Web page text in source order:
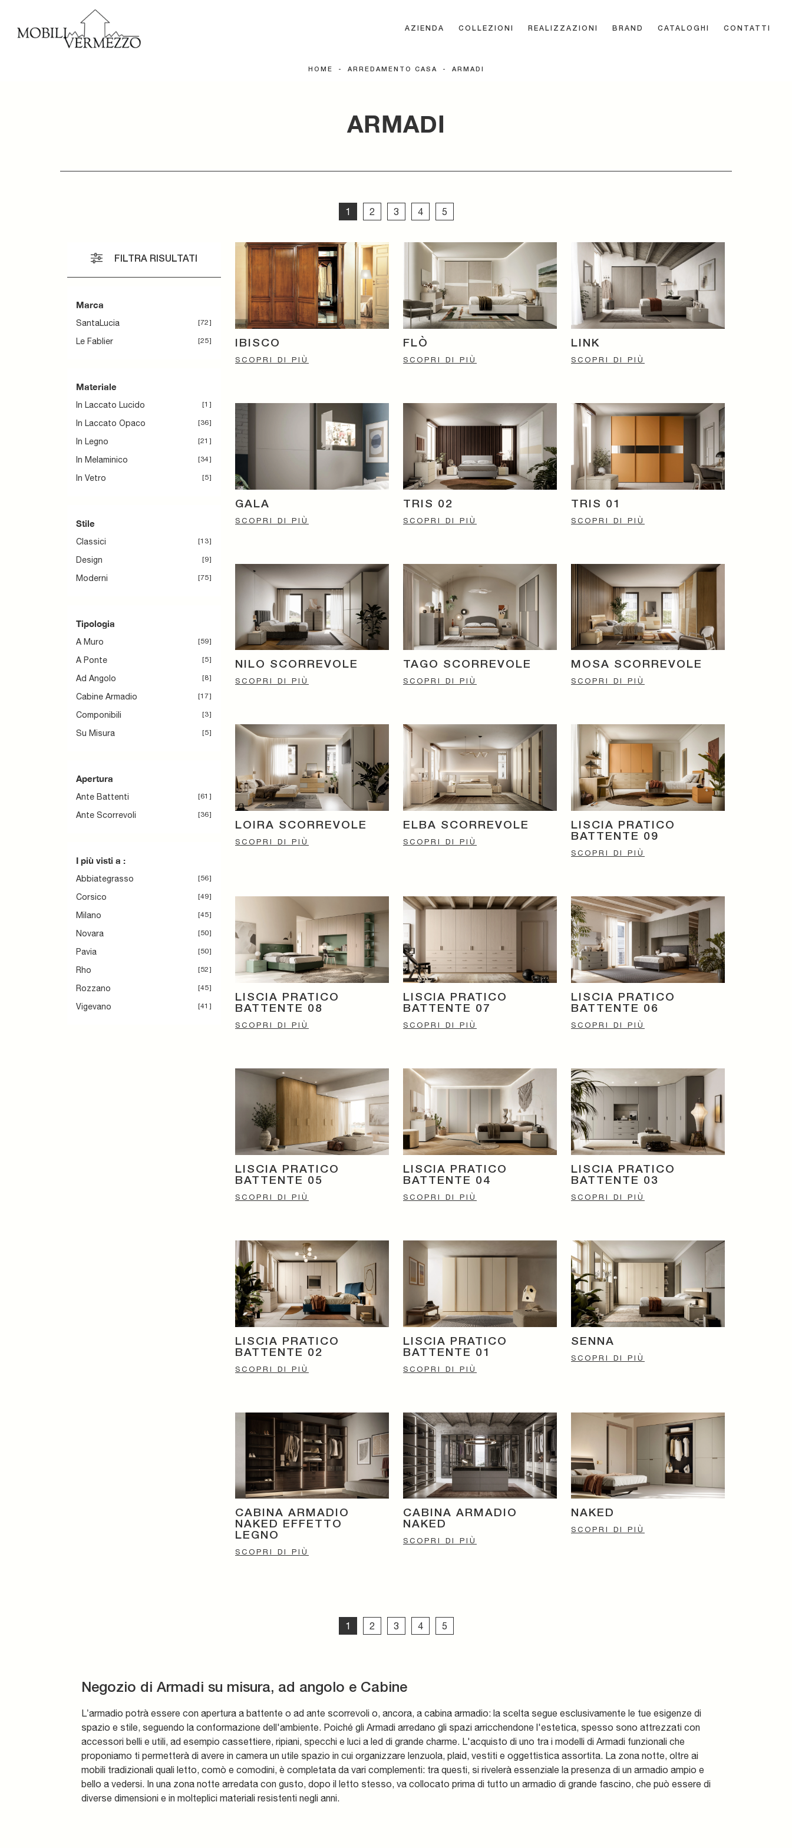
AZIENDA COLLEZIONI REALIZZAZIONI BRAND CATALOGHI CONTATTI
HOME - ARREDAMENTO CASA - ARMADI
ARMADI
1 2 3 4 5
FILTRA RISULTATI
Marca
SantaLucia 72
Le Fablier 25
Materiale
In Laccato Lucido 1
In Laccato Opaco 36
In Legno 21
In Melaminico 34
In Vetro 5
Stile
Classici 13
Design 9
Moderni 75
Tipologia
A Muro 59
A Ponte 5
Ad Angolo 8
Cabine Armadio 17
Componibili 3
Su Misura 5
Apertura
Ante Battenti 61
Ante Scorrevoli 36
I più visti a :
Abbiategrasso 56
Corsico 49
Milano 45
Novara 50
Pavia 50
Rho 52
Rozzano 45
Vigevano 41
IBISCO
SCOPRI DI PIÙ
FLÒ
SCOPRI DI PIÙ
LINK
SCOPRI DI PIÙ
GALA
SCOPRI DI PIÙ
TRIS 02
SCOPRI DI PIÙ
TRIS 01
SCOPRI DI PIÙ
NILO SCORREVOLE
SCOPRI DI PIÙ
TAGO SCORREVOLE
SCOPRI DI PIÙ
MOSA SCORREVOLE
SCOPRI DI PIÙ
LOIRA SCORREVOLE
SCOPRI DI PIÙ
ELBA SCORREVOLE
SCOPRI DI PIÙ
LISCIA PRATICO
BATTENTE 09
SCOPRI DI PIÙ
LISCIA PRATICO
BATTENTE 08
SCOPRI DI PIÙ
LISCIA PRATICO
BATTENTE 07
SCOPRI DI PIÙ
LISCIA PRATICO
BATTENTE 06
SCOPRI DI PIÙ
LISCIA PRATICO
BATTENTE 05
SCOPRI DI PIÙ
LISCIA PRATICO
BATTENTE 04
SCOPRI DI PIÙ
LISCIA PRATICO
BATTENTE 03
SCOPRI DI PIÙ
LISCIA PRATICO
BATTENTE 02
SCOPRI DI PIÙ
LISCIA PRATICO
BATTENTE 01
SCOPRI DI PIÙ
SENNA
SCOPRI DI PIÙ
CABINA ARMADIO
NAKED EFFETTO
LEGNO
SCOPRI DI PIÙ
CABINA ARMADIO
NAKED
SCOPRI DI PIÙ
NAKED
SCOPRI DI PIÙ
1 2 3 4 5
Negozio di Armadi su misura, ad angolo e Cabine
L’armadio potrà essere con apertura a battente o ad ante scorrevoli o, ancora, a cabina armadio: la scelta segue esclusivamente le tue esigenze di
spazio e stile, seguendo la conformazione dell'ambiente. Poiché gli Armadi arredano gli spazi arricchendone l'estetica, spesso sono attrezzati con
accessori belli e utili, ad esempio cassettiere, ripiani, specchi e luci a led di grande charme. L'acquisto di uno tra i modelli di Armadi funzionali che
proponiamo ti permetterà di avere in camera un utile spazio in cui organizzare lenzuola, plaid, vestiti e oggettistica assortita. La zona notte, oltre ai
mobili tradizionali quali letto, comò e comodini, è completata da vari complementi: tra questi, si rivelerà essenziale la presenza di un armadio ampio e
bello a vedersi. In una zona notte arredata con gusto, dopo il letto stesso, va collocato prima di tutto un armadio di grande fascino, che può essere di
diverse dimensioni e in molteplici materiali resistenti negli anni.